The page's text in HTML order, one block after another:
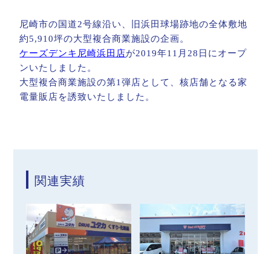
尼崎市の国道2号線沿い、旧浜田球場跡地の全体敷地
約5,910坪の大型複合商業施設の企画。
ケーズデンキ尼崎浜田店が2019年11月28日にオープ
ンいたしました。
大型複合商業施設の第1弾店として、核店舗となる家
電量販店を誘致いたしました。
関連実績